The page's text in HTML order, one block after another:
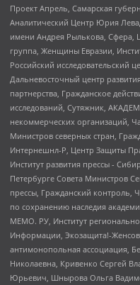
Проект Апрель, Самарская
Аналитический Центр Юрия
имени Андрея Рылькова, Сфера,
группа, Женщины Евразии,
Российский исследовательский
Дальневосточный центр
партнерства, Гражданское
исследований, Сутяжник,
некоммерческих организаций,
Министров северных стран,
Интернешнл-Р, Центр Защиты
Институт развития прессы -
Петербурге Совета Министров
прессы, Гражданский контроль,
по сохранению наследия
МЕМО. РУ, Институт
Информации, Экозащита!-
антимонопольная ассоциация,
Николаевна, Кривенко Сергей
Юрьевич, Шнырова Ольга